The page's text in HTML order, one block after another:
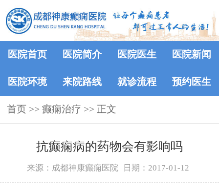
医院首页 医院简介 医院医生 医院新闻
医院环境 来院路线 就诊流程 预约医生
首页 >> 癫痫治疗 >> 正文
抗癫痫病的药物会有影响吗
来源：成都神康癫痫医院 日期：2017-01-12